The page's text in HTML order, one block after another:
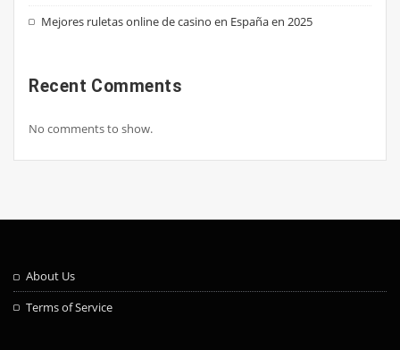
Mejores ruletas online de casino en España en 2025
Recent Comments
No comments to show.
About Us
Terms of Service